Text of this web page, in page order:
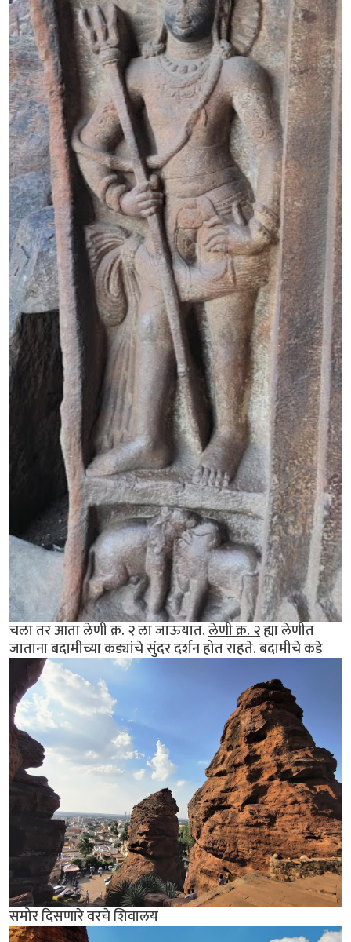
चला तर आता लेणी क्र. २ ला जाऊयात.लेणी क्र. २ह्या लेणीत
जाताना बदामीच्या कड्यांचे सुंदर दर्शन होत राहते. बदामीचे कडे
समोर दिसणारे वरचे शिवालय